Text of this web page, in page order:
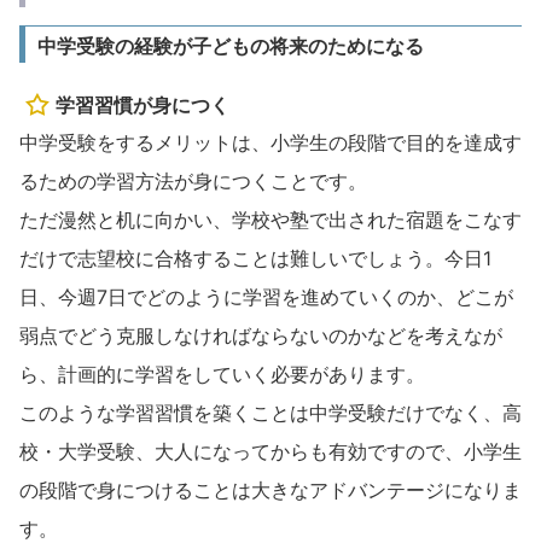
中学受験の経験が子どもの将来のためになる
学習習慣が身につく
中学受験をするメリットは、小学生の段階で目的を達成す
るための学習方法が身につくことです。
ただ漫然と机に向かい、学校や塾で出された宿題をこなす
だけで志望校に合格することは難しいでしょう。今日1
日、今週7日でどのように学習を進めていくのか、どこが
弱点でどう克服しなければならないのかなどを考えなが
ら、計画的に学習をしていく必要があります。
このような学習習慣を築くことは中学受験だけでなく、高
校・大学受験、大人になってからも有効ですので、小学生
の段階で身につけることは大きなアドバンテージになりま
す。